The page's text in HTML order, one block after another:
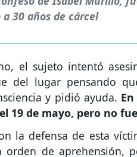
el sujeto intentó
del lugar pensando
y pidió ayuda.
19 de mayo, pero no
la defensa de esta
orden de aprehensión,